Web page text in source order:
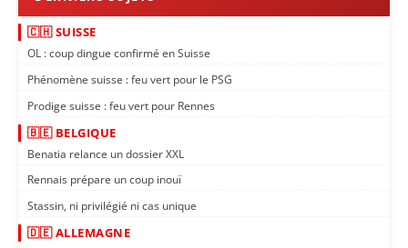
🇨🇭 SUISSE
OL : coup dingue confirmé en Suisse
Phénomène suisse : feu vert pour le PSG
Prodige suisse : feu vert pour Rennes
🇧🇪 BELGIQUE
Benatia relance un dossier XXL
Rennais prépare un coup inouï
Stassin, ni privilégié ni cas unique
🇩🇪 ALLEMAGNE